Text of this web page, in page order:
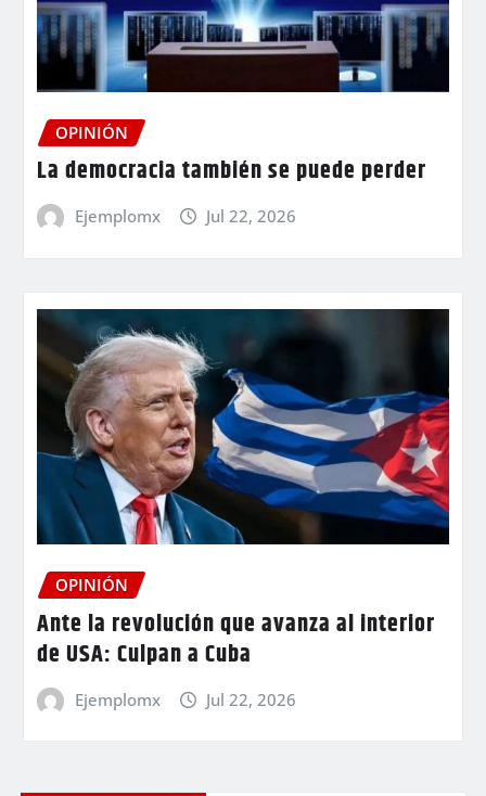
OPINIÓN
La democracia también se puede perder
Ejemplomx Jul 22, 2026
OPINIÓN
Ante la revolución que avanza al interior
de USA: Culpan a Cuba
Ejemplomx Jul 22, 2026